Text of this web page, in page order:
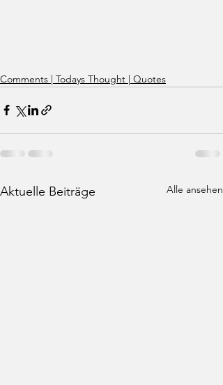
Comments | Todays Thought | Quotes
Aktuelle Beiträge Alle ansehen